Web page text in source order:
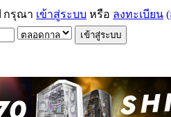
กรุณา เข้าสู่ระบบ หรือ ลงทะเบียน